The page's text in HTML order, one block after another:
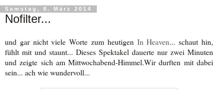
Samstag, 8. März 2014
Nofilter...
und gar nicht viele Worte zum heutigen In Heaven... schaut hin,
fühlt mit und staunt... Dieses Spektakel dauerte nur zwei Minuten
und zeigte sich am Mittwochabend-Himmel.Wir durften mit dabei
sein... ach wie wundervoll...